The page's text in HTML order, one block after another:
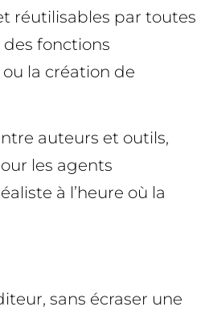
réutilisables par toutes
fonctions
la création de
auteurs et outils,
les agents
à l’heure où la
sans écraser une